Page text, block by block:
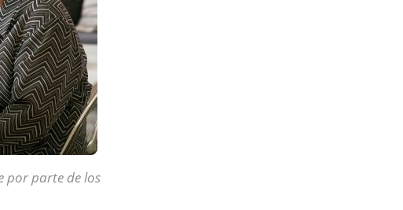
por parte de los